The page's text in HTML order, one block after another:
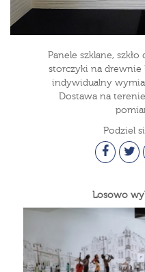
Panele szklane,
storczyki na drewnie
indywidualny
Dostawa na
Podziel
Losowo